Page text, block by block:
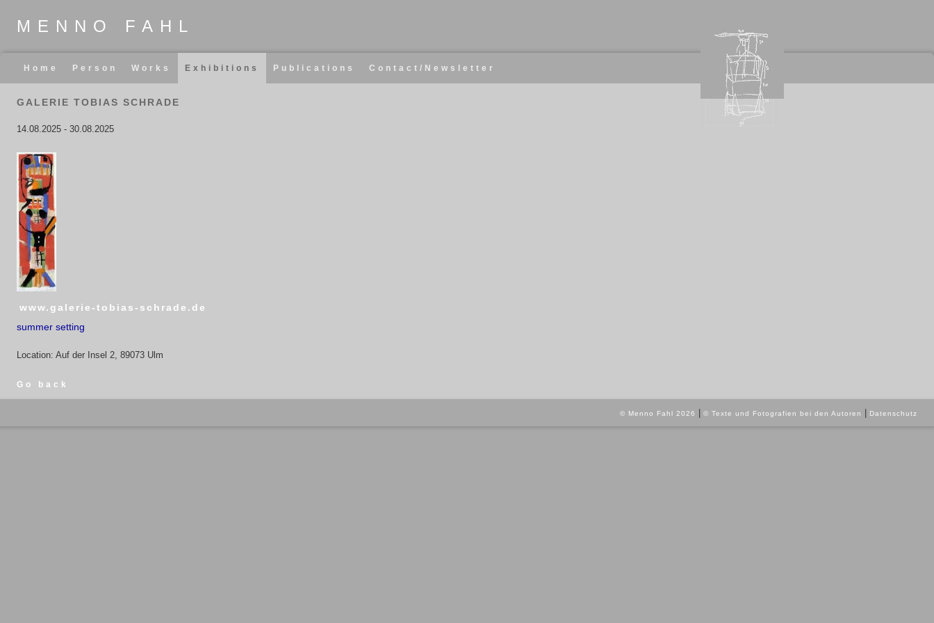
MENNO FAHL
Skip
navigation
Home Person Works Exhibitions Publications Contact/Newsletter
GALERIE TOBIAS SCHRADE
14.08.2025 - 30.08.2025
www.galerie-tobias-schrade.de
summer setting
Location: Auf der Insel 2, 89073 Ulm
Go back
© Menno Fahl 2026 | © Texte und Fotografien bei den Autoren | Datenschutz